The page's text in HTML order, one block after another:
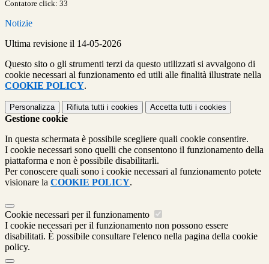
Contatore click: 33
Notizie
Ultima revisione il 14-05-2026
Questo sito o gli strumenti terzi da questo utilizzati si avvalgono di
cookie necessari al funzionamento ed utili alle finalità illustrate nella
COOKIE POLICY.
Personalizza Rifiuta tutti i cookies Accetta tutti i cookies
Gestione cookie
In questa schermata è possibile scegliere quali cookie consentire.
I cookie necessari sono quelli che consentono il funzionamento della
piattaforma e non è possibile disabilitarli.
Per conoscere quali sono i cookie necessari al funzionamento potete
visionare la COOKIE POLICY.
Cookie necessari per il funzionamento
I cookie necessari per il funzionamento non possono essere
disabilitati. È possibile consultare l'elenco nella pagina della cookie
policy.